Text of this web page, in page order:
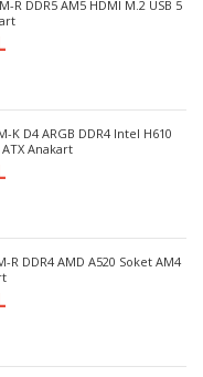
R DDR5 AM5 HDMI M.2 USB 5
K D4 ARGB DDR4 Intel H610
Anakart
R DDR4 AMD A520 Soket AM4